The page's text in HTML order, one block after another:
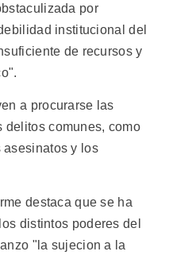
por
institucional del
de recursos y
a procurarse las
delitos comunes, como
asesinatos y los
destaca que se ha
distintos poderes del
"la sujecion a la